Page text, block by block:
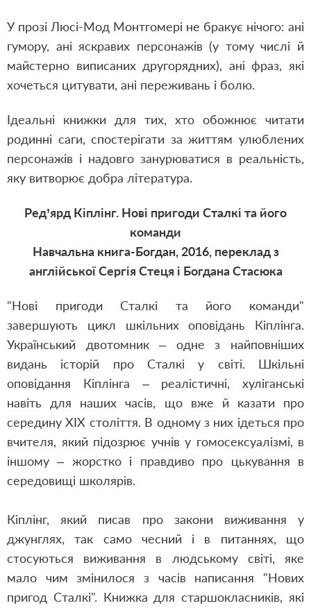
У прозі Люсі-Мод Монтгомері не бракує нічого: ані
гумору, ані яскравих персонажів (у тому числі й
майстерно виписаних другорядних), ані фраз, які
хочеться цитувати, ані переживань і болю.
Ідеальні книжки для тих, хто обожнює читати
родинні саги, спостерігати за життям улюблених
персонажів і надовго занурюватися в реальність,
яку витворює добра література.
Ред’ярд Кіплінг. Нові пригоди Сталкі та його
команди
Навчальна книга-Богдан, 2016, переклад з
англійської Сергія Стеця і Богдана Стасюка
"Нові пригоди Сталкі та його команди"
завершують цикл шкільних оповідань Кіплінга.
Український двотомник – одне з найповніших
видань історій про Сталкі у світі. Шкільні
оповідання Кіплінга – реалістичні, хуліганські
навіть для наших часів, що вже й казати про
середину ХІХ століття. В одному з них ідеться про
вчителя, який підозрює учнів у гомосексуалізмі, в
іншому – жорстко і правдиво про цькування в
середовищі школярів.
Кіплінг, який писав про закони виживання у
джунглях, так само чесний і в питаннях, що
стосуються виживання в людському світі, яке
мало чим змінилося з часів написання "Нових
пригод Сталкі". Книжка для старшокласників, які